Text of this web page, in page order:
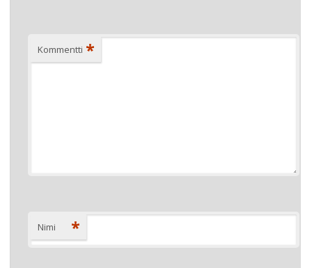
Kommentti *
Nimi *